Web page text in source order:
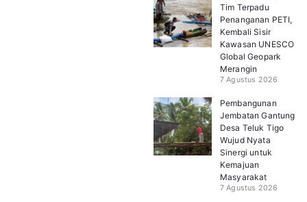
Tim Terpadu
Penanganan PETI,
Kembali Sisir
Kawasan UNESCO
Global Geopark
Merangin
7 Agustus 2026
Pembangunan
Jembatan Gantung
Desa Teluk Tigo
Wujud Nyata
Sinergi untuk
Kemajuan
Masyarakat
7 Agustus 2026